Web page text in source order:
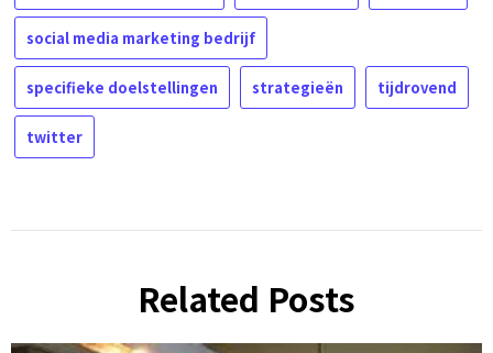
social media marketing bedrijf
specifieke doelstellingen strategieën tijdrovend
twitter
Related Posts